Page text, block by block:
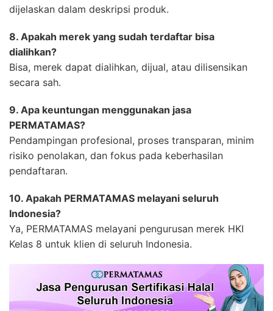
dijelaskan dalam deskripsi produk.
8. Apakah merek yang sudah terdaftar bisa
dialihkan?
Bisa, merek dapat dialihkan, dijual, atau dilisensikan
secara sah.
9. Apa keuntungan menggunakan jasa
PERMATAMAS?
Pendampingan profesional, proses transparan, minim
risiko penolakan, dan fokus pada keberhasilan
pendaftaran.
10. Apakah PERMATAMAS melayani seluruh
Indonesia?
Ya, PERMATAMAS melayani pengurusan merek HKI
Kelas 8 untuk klien di seluruh Indonesia.